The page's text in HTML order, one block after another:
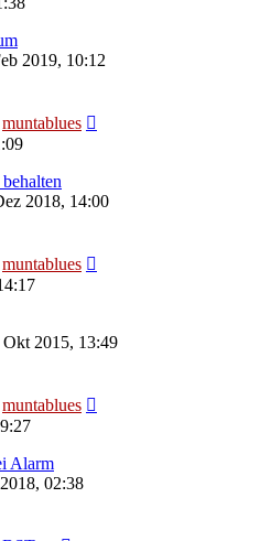
2019, 10:12
muntablues
2018, 14:00
muntablues
2015, 13:49
muntablues
Alarm
02:38